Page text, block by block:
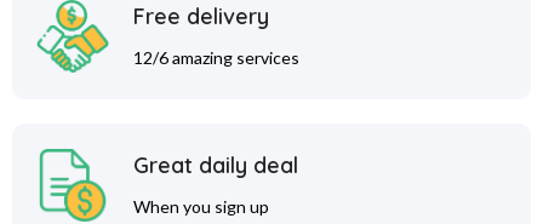
Free delivery
12/6 amazing services
Great daily deal
When you sign up